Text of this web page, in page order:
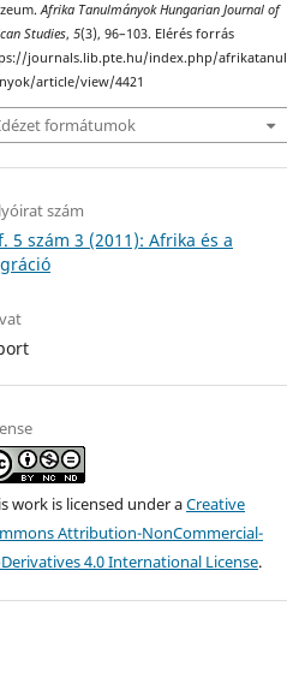
Afrika Tanulmányok Hungarian Journal of
Studies,5(3), 96–103. Elérés forrás
journals.lib.pte.hu/index.php/afrikatanul
article/view/4421
formátumok
szám
5 szám 3 (2011): Afrika és a
work is licensed under aCreative
Attribution-NonCommercial-
4.0 International License.